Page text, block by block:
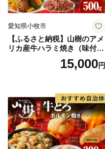
愛知県小牧市
【ふるさと納税】山樹のアメ
リカ産牛ハラミ焼き（味付）
15,000円